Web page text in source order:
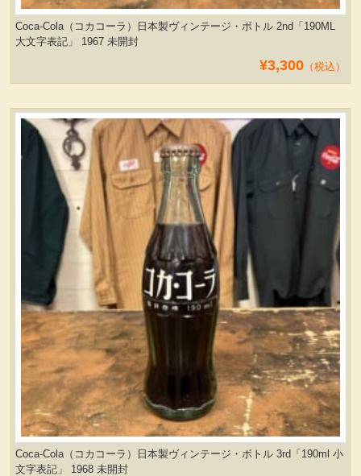
Coca-Cola（コカコーラ）日本製ヴィンテージ・ボトル 2nd「190ML
大文字表記」 1967 未開封
¥3,300（税込）
Coca-Cola（コカコーラ）日本製ヴィンテージ・ボトル 3rd「190ml 小
文字表記」 1968 未開封